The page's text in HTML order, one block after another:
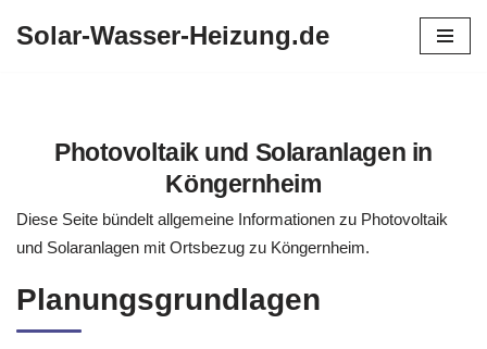
Solar-Wasser-Heizung.de
Photovoltaik und Solaranlagen in
Köngernheim
Diese Seite bündelt allgemeine Informationen zu Photovoltaik
und Solaranlagen mit Ortsbezug zu Köngernheim.
Planungsgrundlagen